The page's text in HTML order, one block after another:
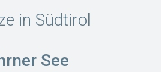
in Südtirol
See